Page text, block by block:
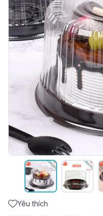
Yêu thích